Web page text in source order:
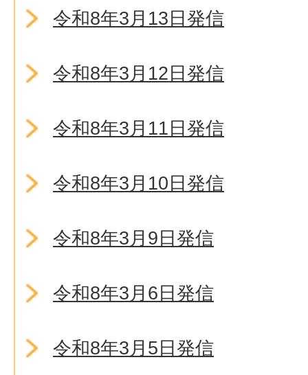
令和8年3月13日発信
令和8年3月12日発信
令和8年3月11日発信
令和8年3月10日発信
令和8年3月9日発信
令和8年3月6日発信
令和8年3月5日発信